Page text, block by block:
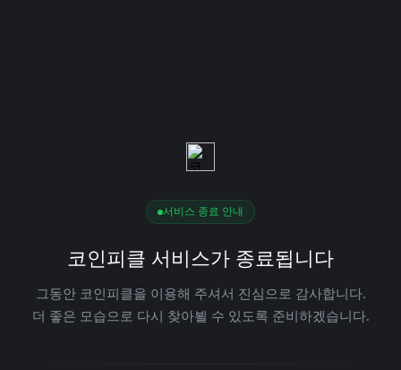
서비스 종료 안내
코인피클 서비스가 종료됩니다
그동안 코인피클을 이용해 주셔서 진심으로 감사합니다.
더 좋은 모습으로 다시 찾아뵐 수 있도록 준비하겠습니다.